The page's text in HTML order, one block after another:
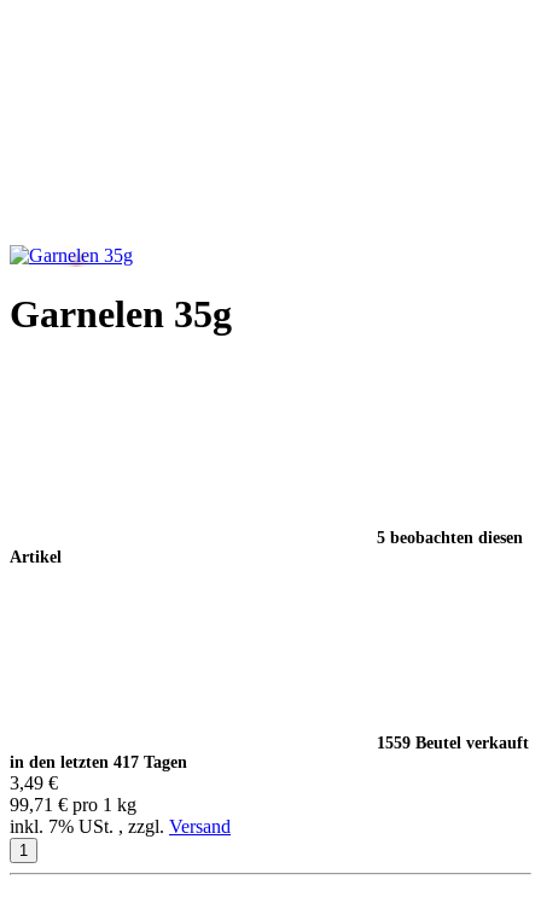
Garnelen 35g
5 beobachten diesen
Artikel
1559 Beutel verkauft
in den letzten 417 Tagen
3,49 €
99,71 € pro 1 kg
inkl. 7% USt. , zzgl. Versand